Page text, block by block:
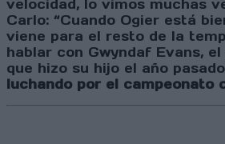
velocidad, lo vimos muchas
Carlo: “Cuando Ogier está
viene para el resto de la
hablar con Gwyndaf Evans,
que hizo su hijo el año
luchando por el campeonato